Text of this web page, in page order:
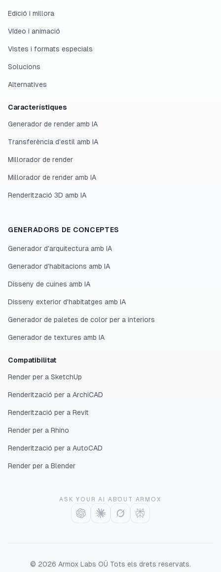
Edició i millora
Vídeo i animació
Vistes i formats especials
Solucions
Alternatives
Característiques
Generador de render amb IA
Transferència d'estil amb IA
Millorador de render
Millorador de render amb IA
Renderització 3D amb IA
GENERADORS DE CONCEPTES
Generador d'arquitectura amb IA
Generador d'habitacions amb IA
Disseny de cuines amb IA
Disseny exterior d'habitatges amb IA
Generador de paletes de color per a interiors
Generador de textures amb IA
Compatibilitat
Render per a SketchUp
Renderització per a ArchiCAD
Renderització per a Revit
Render per a Rhino
Renderització per a AutoCAD
Render per a Blender
ASK YOUR AI ABOUT ARMOX
© 2026 Armox Labs OÜ Tots els drets reservats.